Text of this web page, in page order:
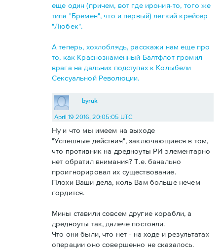
еще один (причем, вот где ирония-то, того же
типа "Бремен", что и первый) легкий крейсер
"Любек".
А теперь, хохлоблядь, расскажи нам еще про
то, как Краснознаменный Балтфлот громил
врага на дальних подступах к Колыбели
Сексуальной Революции.
byruk
April 19 2016, 20:05:05 UTC
Ну и что мы имеем на выходе
"Успешные действия", заключающиеся в том,
что противник на дредноуты РИ элементарно
нет обратил внимания? Т.е. банально
проигнорировал их существование.
Плохи Ваши дела, коль Вам больше нечем
гордится.
Мины ставили совсем другие корабли, а
дредноуты так, далече постояли.
Что они были, что нет - на ходе и результатах
операции оно совершенно не сказалось.